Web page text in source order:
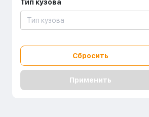
Тип кузова
Сбросить
Применить